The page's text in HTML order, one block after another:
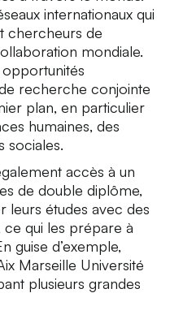
internationaux qui
chercheurs de
mondiale.
recherche conjointe
plan, en particulier
humaines, des
sociales.
accès à un
de double diplôme,
leurs études avec des
ce qui les prépare à
guise d’exemple,
Marseille Université
plusieurs grandes